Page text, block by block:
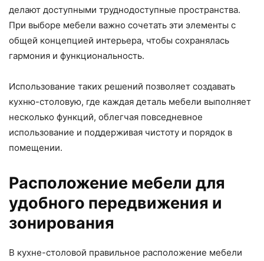
делают доступными труднодоступные пространства.
При выборе мебели важно сочетать эти элементы с
общей концепцией интерьера, чтобы сохранялась
гармония и функциональность.
Использование таких решений позволяет создавать
кухню-столовую, где каждая деталь мебели выполняет
несколько функций, облегчая повседневное
использование и поддерживая чистоту и порядок в
помещении.
Расположение мебели для
удобного передвижения и
зонирования
В кухне-столовой правильное расположение мебели